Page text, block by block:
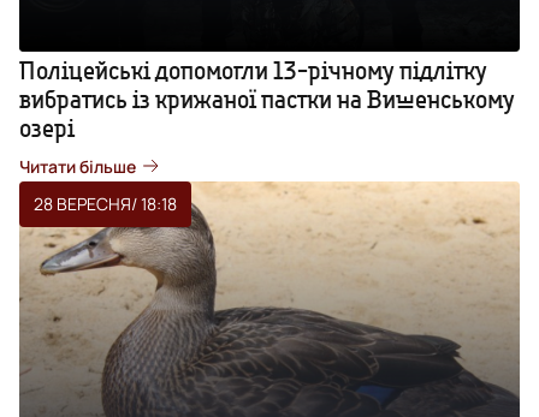
Поліцейські допомогли 13-річному підлітку
вибратись із крижаної пастки на Вишенському
озері
Читати більше
28 ВЕРЕСНЯ/ 18:18